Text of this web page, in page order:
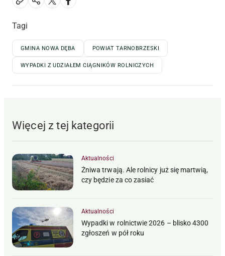
Tagi
GMINA NOWA DĘBA POWIAT TARNOBRZESKI
WYPADKI Z UDZIAŁEM CIĄGNIKÓW ROLNICZYCH
Więcej z tej kategorii
Aktualności
Żniwa trwają. Ale rolnicy już się martwią,
czy będzie za co zasiać
Aktualności
Wypadki w rolnictwie 2026 – blisko 4300
zgłoszeń w pół roku